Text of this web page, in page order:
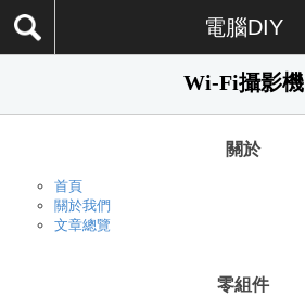
電腦DIY
Wi-Fi攝影機
關於
首頁
關於我們
文章總覽
零組件